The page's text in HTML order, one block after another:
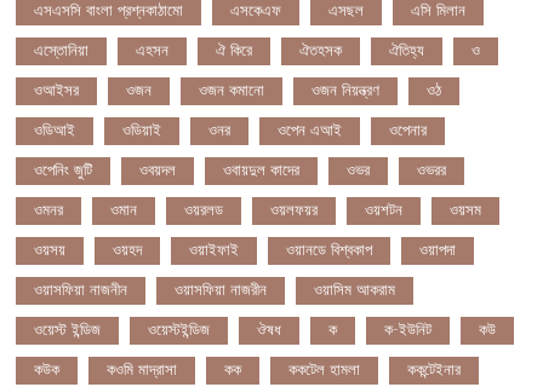
এসএসসি বাংলা প্রশ্নকাঠামো এসকেএফ এসছল এসি মিলান
এস্তোনিয়া এহসন ঐ কিরে ঐতহসক ঐতিহ্য ও
ওআইসর ওজন ওজন কমানো ওজন নিয়ন্ত্রণ ওঠ
ওডিআই ওডিয়াই ওনর ওপেন এআই ওপেনার
ওপেনিং জুটি ওবয়দল ওবায়দুল কাদের ওভর ওভরর
ওমনর ওমান ওয়রলড ওয়লফয়র ওয়শটন ওয়সম
ওয়সয় ওয়হদ ওয়াইফাই ওয়ানডে বিশ্বকাপ ওয়াপদা
ওয়াসফিয়া নাজনীন ওয়াসফিয়া নাজরীন ওয়াসিম আকরাম
ওয়েস্ট ইন্ডিজ ওয়েস্টইন্ডিজ ঔষধ ক ক-ইউনিট কউ
কউক কওমি মাদ্রাসা কক ককটেল হামলা ককন্টেইনার